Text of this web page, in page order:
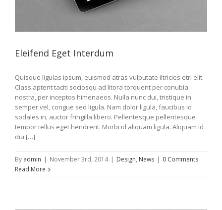
Eleifend Eget Interdum
Quisque ligulas ipsum, euismod atras vulputate iltricies etri elit.
Class aptent taciti sociosqu ad litora torquent per conubia
nostra, per inceptos himenaeos. Nulla nunc dui, tristique in
semper vel, congue sed ligula. Nam dolor ligula, faucibus id
sodales in, auctor fringilla libero. Pellentesque pellentesque
tempor tellus eget hendrerit. Morbi id aliquam ligula. Aliquam id
dui […]
By admin | November 3rd, 2014 | Design, News | 0 Comments
Read More